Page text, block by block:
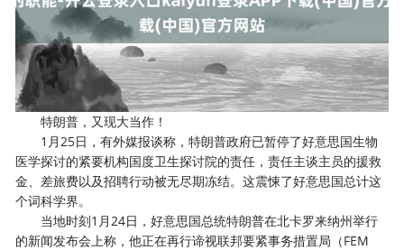
特朗普，又现大当作！
1月25日，有外媒报谈称，特朗普政府已暂停了好意思国生物
医学探讨的紧要机构国度卫生探讨院的责任，责任主谈主员的援救
金、差旅费以及招聘行动被无尽期冻结。这震悚了好意思国总计这
个词科学界。
当地时刻1月24日，好意思国总统特朗普在北卡罗来纳州举行
的新闻发布会上称，他正在再行谛视联邦要紧事务措置局（FEM